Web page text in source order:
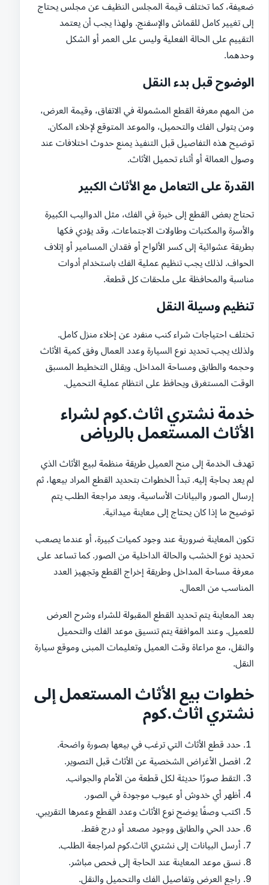
ضعيفة، كما تختلف قيمة المجلس النظيف عن مجلس يحتاج
إلى تغيير كامل للقماش والإسفنج. ولهذا يجب أن يعتمد
التقييم على الحالة الفعلية وليس على العمر أو الشكل
وحدهما.
الوضوح قبل بدء النقل
من المهم معرفة القطع المشمولة في الاتفاق، وقيمة العرض،
ومن يتولى الفك والتحميل، والموعد المتوقع لإخلاء المكان.
توضيح هذه التفاصيل قبل التنفيذ يمنع حدوث اختلافات عند
وصول العمالة أو أثناء تحميل الأثاث.
القدرة على التعامل مع الأثاث الكبير
تحتاج بعض القطع إلى خبرة في الفك، مثل الدواليب الكبيرة
والأسرة والمكتبات وطاولات الاجتماعات. وقد يؤدي فكها
بطريقة عشوائية إلى كسر الألواح أو فقدان المسامير أو إتلاف
الحواف. لذلك يجب تنظيم عملية الفك باستخدام أدوات
مناسبة والمحافظة على ملحقات كل قطعة.
تنظيم وسيلة النقل
تختلف احتياجات شراء كنب منفرد عن إخلاء منزل كامل.
ولذلك يجب تحديد نوع السيارة وعدد العمال وفق كمية الأثاث
وحجمه والطابق ومساحة المداخل. ويقلل التخطيط المسبق
الوقت المستغرق ويحافظ على انتظام عملية التحميل.
خدمة نشتري اثاث.كوم لشراء
الأثاث المستعمل بالرياض
تهدف الخدمة إلى منح العميل طريقة منظمة لبيع الأثاث الذي
لم يعد بحاجة إليه. تبدأ الخطوات بتحديد القطع المراد بيعها، ثم
إرسال الصور والبيانات الأساسية، وبعد مراجعة الطلب يتم
توضيح ما إذا كان يحتاج إلى معاينة ميدانية.
تكون المعاينة ضرورية عند وجود كميات كبيرة، أو عندما يصعب
تحديد نوع الخشب والحالة الداخلية من الصور. كما تساعد على
معرفة مساحة المداخل وطريقة إخراج القطع وتجهيز العدد
المناسب من العمال.
بعد المعاينة يتم تحديد القطع المقبولة للشراء وشرح العرض
للعميل. وعند الموافقة يتم تنسيق موعد الفك والتحميل
والنقل، مع مراعاة وقت العميل وتعليمات المبنى وموقع سيارة
النقل.
خطوات بيع الأثاث المستعمل إلى
نشتري اثاث.كوم
حدد قطع الأثاث التي ترغب في بيعها بصورة واضحة.
افصل الأغراض الشخصية عن الأثاث قبل التصوير.
التقط صورًا حديثة لكل قطعة من الأمام والجوانب.
أظهر أي خدوش أو عيوب موجودة في الصور.
اكتب وصفًا يوضح نوع الأثاث وعدد القطع وعمرها التقريبي.
حدد الحي والطابق ووجود مصعد أو درج فقط.
أرسل البيانات إلى نشتري اثاث.كوم لمراجعة الطلب.
نسق موعد المعاينة عند الحاجة إلى فحص مباشر.
راجع العرض وتفاصيل الفك والتحميل والنقل.